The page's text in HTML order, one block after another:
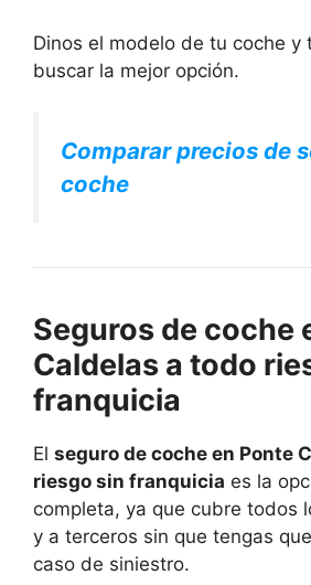
Dinos el modelo de tu coche y
buscar la mejor opción.
Comparar precios de
coche
Seguros de coche
Caldelas a todo
franquicia
El seguro de coche en Ponte
riesgo sin franquicia es la
completa, ya que cubre todos
y a terceros sin que tengas
caso de siniestro.